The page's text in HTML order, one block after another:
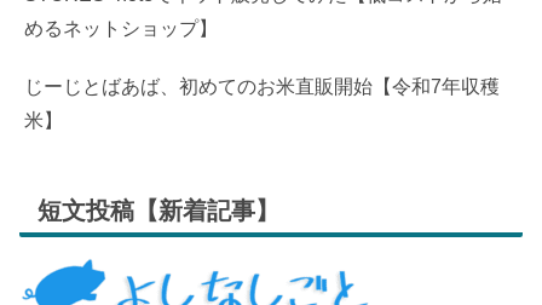
めるネットショップ】
じーじとばあば、初めてのお米直販開始【令和7年収穫
米】
短文投稿【新着記事】